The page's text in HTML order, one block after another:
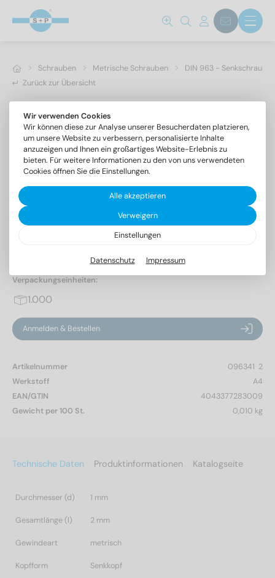
Schrauben Metrische Schrauben
DIN 963 -
Zurück zur Übersicht
Senkschrauben mit Schlitz
Verpackungseinheiten:
1.000
Anmelden & Bestellen
Artikelnummer
096341  2
Werkstoff
A4
EAN/GTIN
4043377283009
Gewicht per 100 St.
0,010 kg
Technische Daten Produktinformationen Katalogseite
Durchmesser (d) 1 mm
Gesamtlänge (l) 2 mm
Gewindeart metrisch
Kopfform Senkkopf
Wir verwenden Cookies
Wir können diese zur Analyse unserer Besucherdaten platzieren,
um unsere Website zu verbessern, personalisierte Inhalte
anzuzeigen und Ihnen ein großartiges Website-Erlebnis zu
bieten. Für weitere Informationen zu den von uns verwendeten
Cookies öffnen Sie die Einstellungen.
Alle akzeptieren
Verweigern
Einstellungen
Datenschutz Impressum